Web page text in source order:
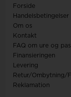
Forside
Handelsbetingelser
Om os
Kontakt
FAQ om ure og
Finansieringen
Levering
Retur/Ombytning/
Reklamation